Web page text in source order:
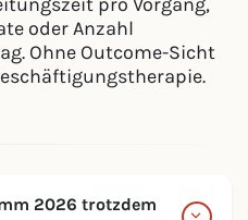
oder Anzahl
Ohne Outcome-Sicht
2026 trotzdem